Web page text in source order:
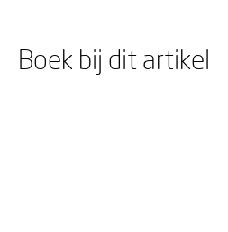
Boek bij dit artikel